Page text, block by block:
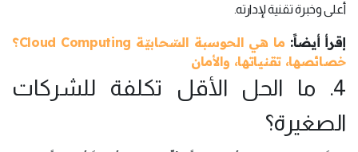
أعلى وخبرة تقنية لإدارته.
إقرأ أيضاً:
ما هي الحوسبة السّحابيّة Cloud Computing؟
خصائصها، تقنياتها، والأمان
4. ما الحل الأقل تكلفة للشركات
الصغيرة؟